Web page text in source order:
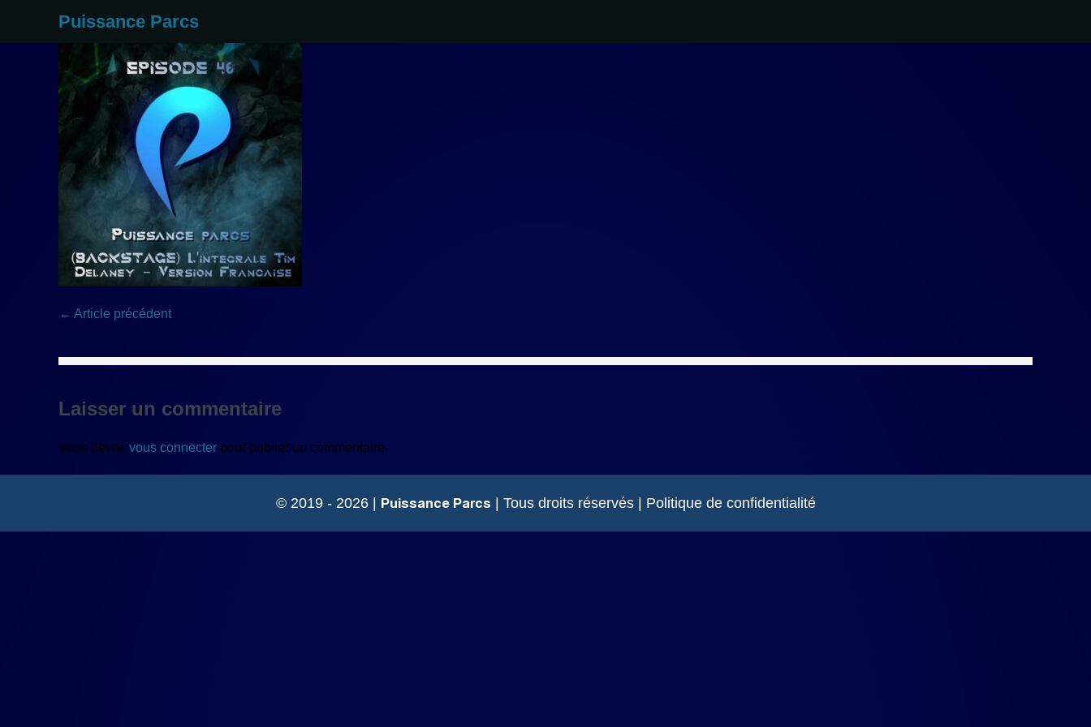
Puissance Parcs
Navigation
← Article précédent
Laisser un commentaire
Vous devez vous connecter pour publier un commentaire.
© 2019 - 2026 | Puissance Parcs | Tous droits réservés | Politique de confidentialité